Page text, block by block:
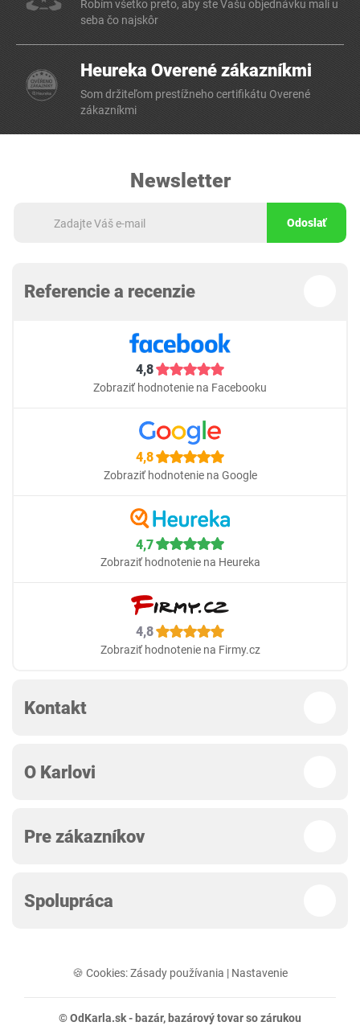
Robím všetko preto, aby ste Vašu objednávku mali u
seba čo najskôr
Heureka Overené zákazníkmi
Som držiteľom prestížneho certifikátu Overené
zákazníkmi
Newsletter
Odoslať
Referencie a recenzie
4,8
Zobraziť hodnotenie na Facebooku
4,8
Zobraziť hodnotenie na Google
4,7
Zobraziť hodnotenie na Heureka
4,8
Zobraziť hodnotenie na Firmy.cz
Kontakt
O Karlovi
Pre zákazníkov
Spolupráca
🍪 Cookies:Zásady používania | Nastavenie
© OdKarla.sk - bazár, bazárový tovar so zárukou